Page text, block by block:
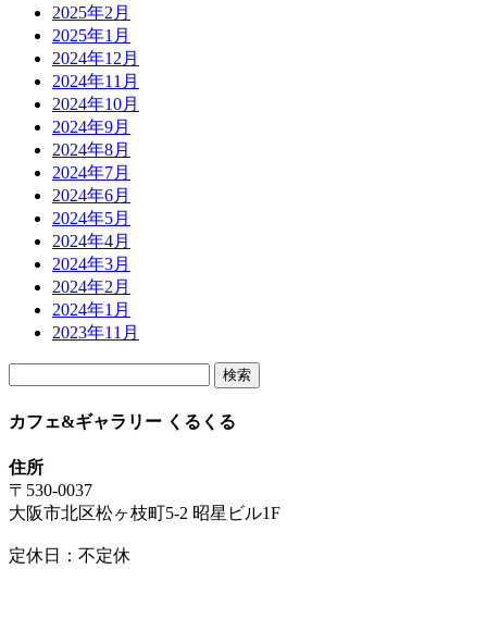
2025年2月
2025年1月
2024年12月
2024年11月
2024年10月
2024年9月
2024年8月
2024年7月
2024年6月
2024年5月
2024年4月
2024年3月
2024年2月
2024年1月
2023年11月
カフェ&ギャラリー くるくる
住所
〒530-0037
大阪市北区松ヶ枝町5-2 昭星ビル1F
定休日：不定休